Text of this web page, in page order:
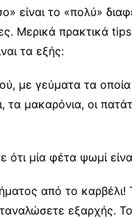
είναι το «πολύ»
Μερικά πρακτικά
τα εξής:
με γεύματα τα οποία
μακαρόνια, οι
μία φέτα ψωμί
από το
εξαρχής.